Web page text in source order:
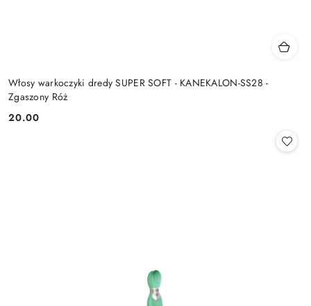
Włosy warkoczyki dredy SUPER SOFT - KANEKALON-SS28 -
Zgaszony Róż
Cena:
20.00